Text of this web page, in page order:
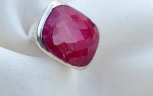
ANILLO DE PLATA Y RAIZ DE
RUBI
cuotas sin interés de